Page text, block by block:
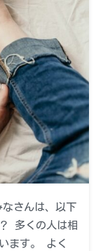
なさんは、以下
多くの人は相
ます。 よく